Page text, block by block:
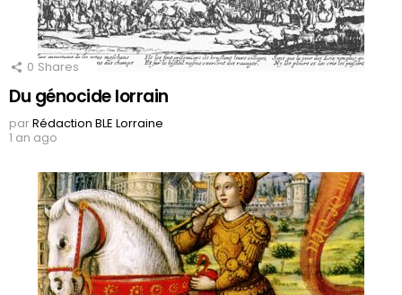
0 Shares
Du génocide lorrain
parRédaction BLE Lorraine
1 an ago